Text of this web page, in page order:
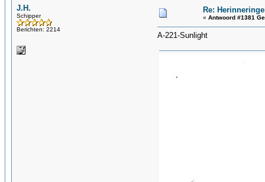
J.H.
Schipper
Berichten: 2214
Re:
« Antwoord #1381
A-221-Sunlight